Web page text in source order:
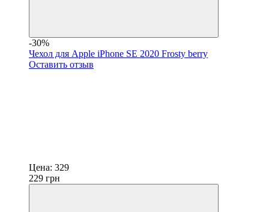
-30%
Чехол для Apple iPhone SE 2020 Frosty berry
Оставить отзыв
Цена: 329
229 грн